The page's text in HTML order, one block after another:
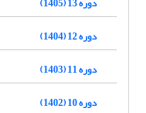
دوره 12 (1404)
دوره 11 (1403)
دوره 10 (1402)